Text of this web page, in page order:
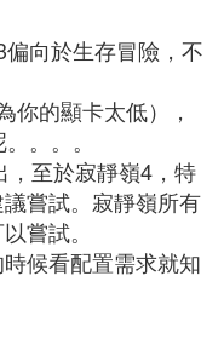
向於生存冒險，不
你的顯卡太低），
。。。
，至於寂靜嶺4，特
嘗試。寂靜嶺所有
嘗試。
候看配置需求就知